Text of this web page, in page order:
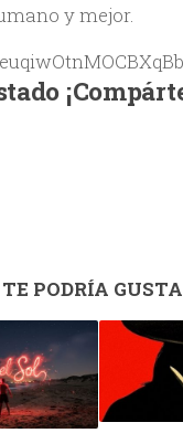
y mejor.
PODRÍA